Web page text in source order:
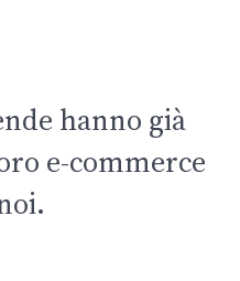
hanno già
e-commerce